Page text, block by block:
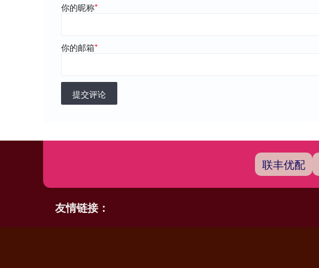
你的昵称*
你的邮箱*
提交评论
联丰优配
友情链接：